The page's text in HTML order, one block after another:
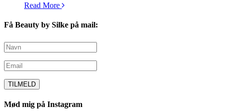
Read More
Få Beauty by Silke på mail:
Mød mig på Instagram